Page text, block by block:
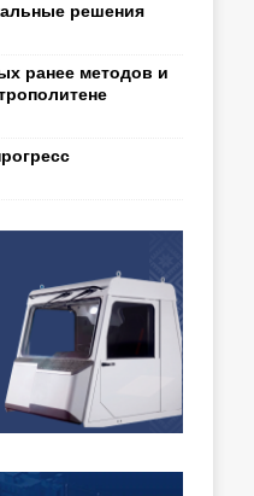
решения
ранее методов и